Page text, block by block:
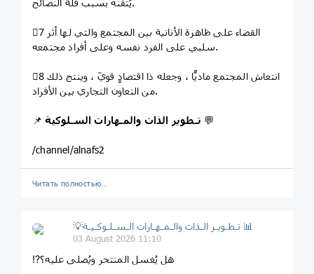
يُتقنه بسبب قلّة النصائح.
7⃣ القضاء على ظاهرة الأنانية بين المجتمع والتي لها أثر
سلبي على الفرد نفسه وعلى أفراد مجتمعه.
8⃣ انتعاش المجتمع ماديًّا ، وجعله ذا اقتصادٍ قويّ ، وينتج ذلك
من التعاون التجاري بين الأفراد.
📌تـطوير الذات والمـهارات السـلوكية 💬
/channel/alnafs2
Читать полностью…
💡تـطـويـر الـذات والـمـهـارات الـسـلـوكـيـة 📊
03 August 2026 11:10
⁉️هل يُغسل المنتحر ويُصلى عليه؟